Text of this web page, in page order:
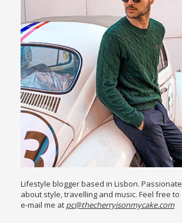
Lifestyle blogger based in Lisbon. Passionate
about style, travelling and music. Feel free to
e-mail me at pc@thecherryisonmycake.com